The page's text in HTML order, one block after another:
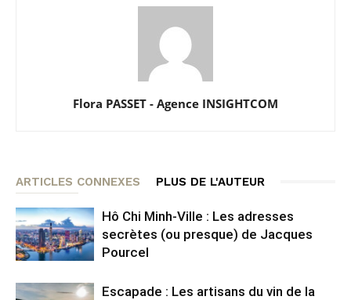
Flora PASSET - Agence INSIGHTCOM
ARTICLES CONNEXES PLUS DE L'AUTEUR
Hô Chi Minh-Ville : Les adresses
secrètes (ou presque) de Jacques
Pourcel
Escapade : Les artisans du vin de la